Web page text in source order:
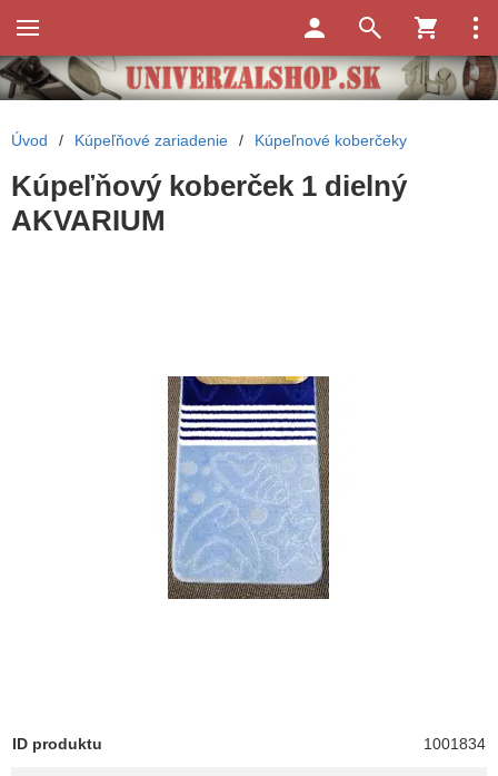
Úvod / Kúpeľňové zariadenie / Kúpeľnové koberčeky
Kúpeľňový koberček 1 dielný
AKVARIUM
ID produktu 1001834